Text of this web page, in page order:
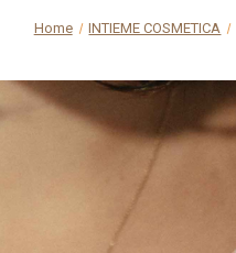
Home INTIEME COSMETICA